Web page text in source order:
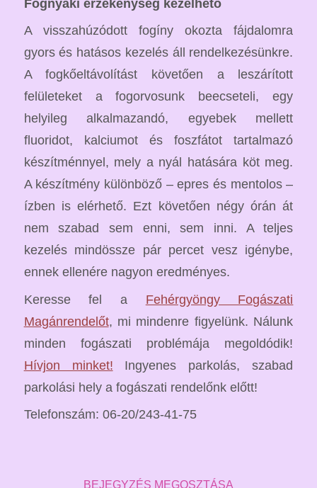
Fognyaki érzékenység kezelhető
A visszahúzódott fogíny okozta fájdalomra
gyors és hatásos kezelés áll rendelkezésünkre.
A fogkőeltávolítást követően a leszárított
felületeket a fogorvosunk beecseteli, egy
helyileg alkalmazandó, egyebek mellett
fluoridot, kalciumot és foszfátot tartalmazó
készítménnyel, mely a nyál hatására köt meg.
A készítmény különböző – epres és mentolos –
ízben is elérhető. Ezt követően négy órán át
nem szabad sem enni, sem inni. A teljes
kezelés mindössze pár percet vesz igénybe,
ennek ellenére nagyon eredményes.
Keresse fel a Fehérgyöngy Fogászati
Magánrendelőt, mi mindenre figyelünk. Nálunk
minden fogászati problémája megoldódik!
Hívjon minket! Ingyenes parkolás, szabad
parkolási hely a fogászati rendelőnk előtt!
Telefonszám: 06-20/243-41-75
BEJEGYZÉS MEGOSZTÁSA